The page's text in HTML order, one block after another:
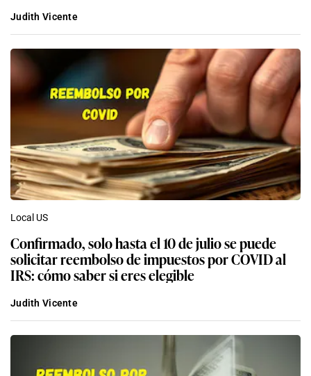
Judith Vicente
Local US
Confirmado, solo hasta el 10 de julio se puede
solicitar reembolso de impuestos por COVID al
IRS: cómo saber si eres elegible
Judith Vicente